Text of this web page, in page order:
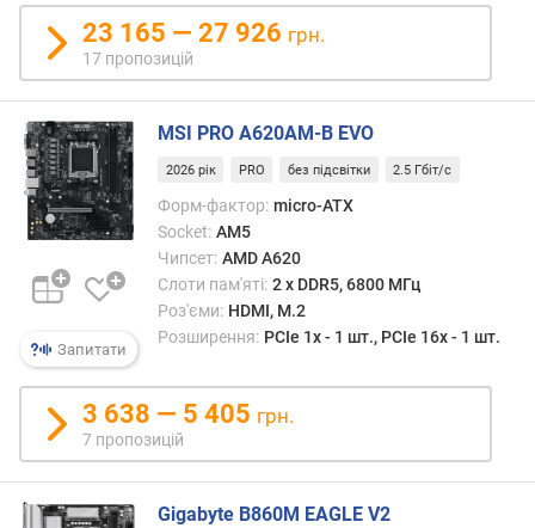
а
л
ь
н
т
а
к
т
о
в
а
а
с
т
о
т
а
(
М
23 165 — 27 926 грн.
17 пропозицій
Запитати
MSI PRO A620AM-B EVO
2026 рік PRO без підсвітки 2.5 Гбіт/с
Форм-фактор: micro-ATX
Socket: AM5
Чипсет: AMD A620
Слоти пам'яті: 2 х DDR5, 6800 МГц
Роз'єми: HDMI, M.2
Розширення: PCIe 1x - 1 шт., PCIe 16x - 1 шт.
3 638 — 5 405 грн.
7 пропозицій
Gigabyte B860M EAGLE V2